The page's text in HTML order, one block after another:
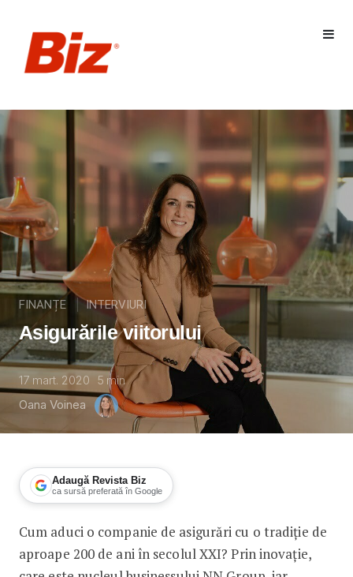
FINANȚE INTERVIURI
Asigurările viitorului
17 mart. 2020 5 min
Oana Voinea
Adaugă Revista Biz
ca sursă preferată în Google
Asigurările viitorului
Cum aduci o companie de asigurări cu o tradiție de
aproape 200 de ani în secolul XXI? Prin inovație,